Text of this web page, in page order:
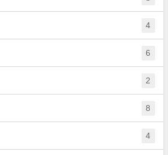
4
6
2
8
4